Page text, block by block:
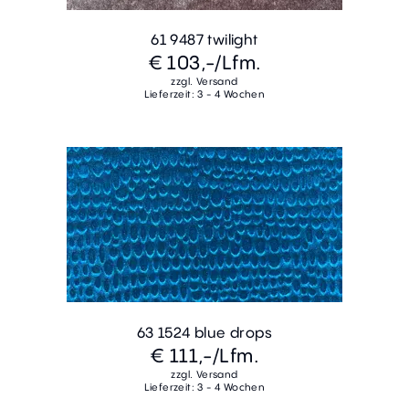
61 9487 twilight
€ 103,-/Lfm.
zzgl. Versand
Lieferzeit: 3 - 4 Wochen
63 1524 blue drops
€ 111,-/Lfm.
zzgl. Versand
Lieferzeit: 3 - 4 Wochen